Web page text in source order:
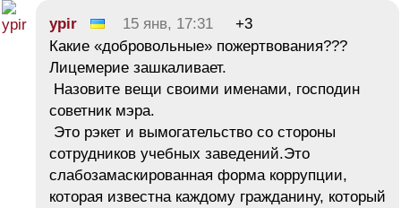
ypir 15 янв, 17:31
+3
Какие «добровольные» пожертвования???
Лицемерие зашкаливает.
Назовите вещи своими именами, господин
советник мэра.
Это рэкет и вымогательство со стороны
сотрудников учебных заведений.Это
слабозамаскированная форма коррупции,
которая известна каждому гражданину, который